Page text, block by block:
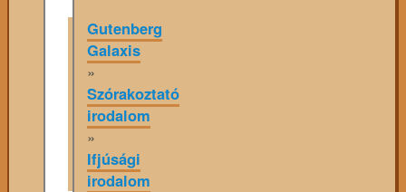
Gutenberg
Galaxis
»
Szórakoztató
irodalom
»
Ifjúsági
irodalom